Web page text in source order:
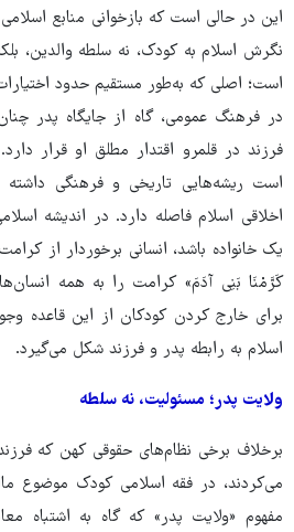
این در حالی است که بازخوانی منابع
نگرش اسلام به کودک، نه سلطه والدین،
است؛ اصلی که به‌طور مستقیم حدود
در فرهنگ عمومی، گاه از جایگاه پدر
فرزند در قلمرو اقتدار مطلق او قرار
است ریشه‌هایی تاریخی و فرهنگی داشته
اخلاقی اسلام فاصله دارد. در اندیشه
یک خانواده باشد، انسانی برخوردار از
کَرَّمْنَا بَنِی آدَمَ» کرامت را به همه
برای خارج کردن کودکان از این قاعده
اسلام به رابطه پدر و فرزند شکل می‌گیرد.
ولایت پدر؛ مسئولیت، نه سلطه
برخلاف برخی نظام‌های حقوقی کهن که فرزند
می‌کردند، در فقه اسلامی کودک موضوع
مفهوم «ولایت پدر» که گاه به اشتباه